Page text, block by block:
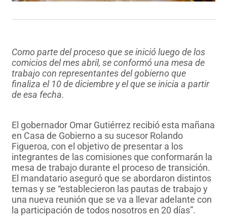
Como parte del proceso que se inició luego de los
comicios del mes abril, se conformó una mesa de
trabajo con representantes del gobierno que
finaliza el 10 de diciembre y el que se inicia a partir
de esa fecha.
El gobernador Omar Gutiérrez recibió esta mañana
en Casa de Gobierno a su sucesor Rolando
Figueroa, con el objetivo de presentar a los
integrantes de las comisiones que conformarán la
mesa de trabajo durante el proceso de transición.
El mandatario aseguró que se abordaron distintos
temas y se “establecieron las pautas de trabajo y
una nueva reunión que se va a llevar adelante con
la participación de todos nosotros en 20 días”.